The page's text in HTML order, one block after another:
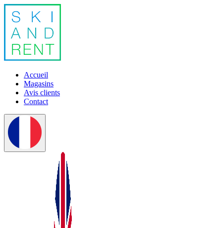
Accueil
Magasins
Avis clients
Contact